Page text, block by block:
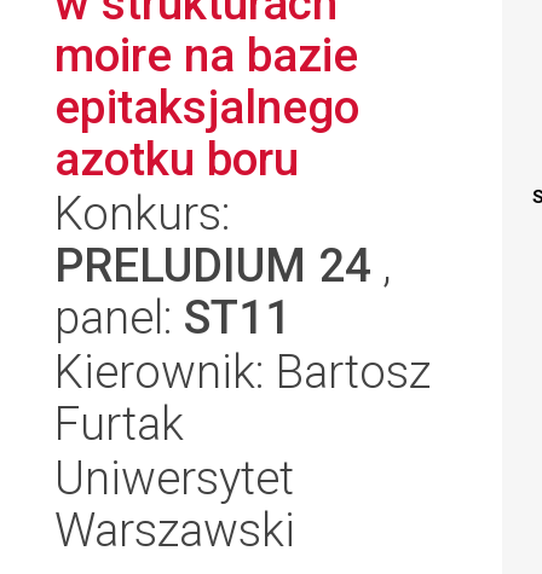
moire na bazie
epitaksjalnego
azotku boru
Konkurs:
PRELUDIUM 24 ,
panel: ST11
Kierownik: Bartosz
Furtak
Uniwersytet
Warszawski